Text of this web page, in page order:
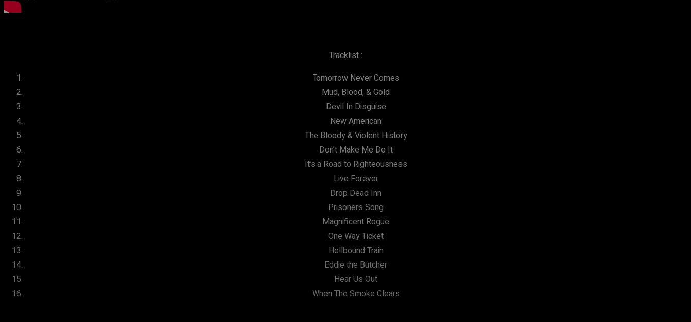
Tracklist :
Tomorrow Never Comes
Mud, Blood, & Gold
Devil In Disguise
New American
The Bloody & Violent History
Don’t Make Me Do It
It’s a Road to Righteousness
Live Forever
Drop Dead Inn
Prisoners Song
Magnificent Rogue
One Way Ticket
Hellbound Train
Eddie the Butcher
Hear Us Out
When The Smoke Clears